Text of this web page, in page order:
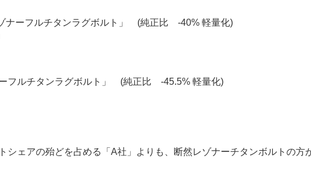
ーフルチタンラグボルト」 (純正比 -40% 軽量化)
フルチタンラグボルト」
(純正比 -45.5% 軽量化)
シェアの殆どを占める「A社」よりも、断然レゾナーチタンボルトの方